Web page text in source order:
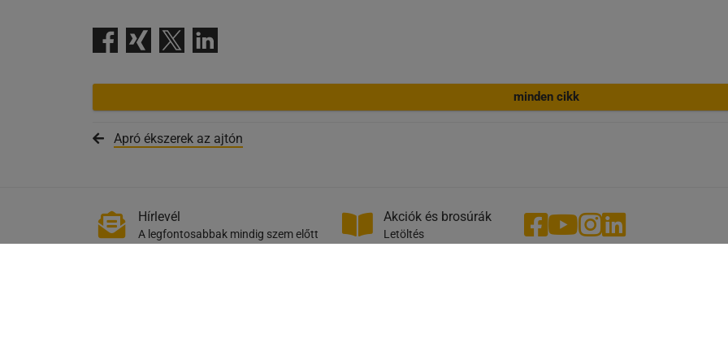
minden cikk
Apró ékszerek az ajtón
Hírlevél
A legfontosabbak mindig szem előtt
Akciók és brosúrák
Letöltés